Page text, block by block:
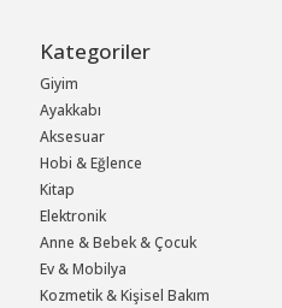
Kategoriler
Giyim
Ayakkabı
Aksesuar
Hobi & Eğlence
Kitap
Elektronik
Anne & Bebek & Çocuk
Ev & Mobilya
Kozmetik & Kişisel Bakım